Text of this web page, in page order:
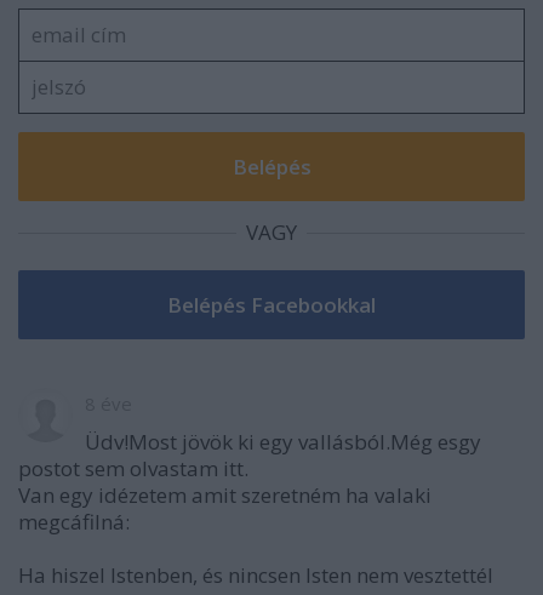
VAGY
Üdv!Most jövök ki egy vallásból.Még esgy
postot sem olvastam itt.
Van egy idézetem amit szeretném ha valaki
megcáfilná:
Ha hiszel Istenben, és nincsen Isten nem vesztettél